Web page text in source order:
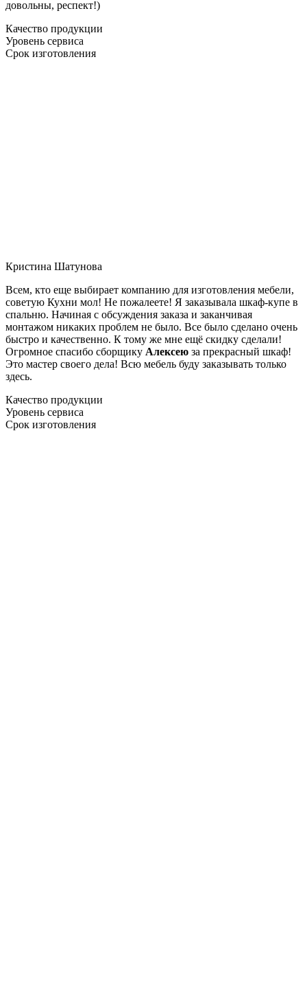
довольны, респект!)
Качество продукции
Уровень сервиса
Срок изготовления
Кристина Шатунова
Всем, кто еще выбирает компанию для изготовления мебели,
советую Кухни мол! Не пожалеете! Я заказывала шкаф-купе в
спальню. Начиная с обсуждения заказа и заканчивая
монтажом никаких проблем не было. Все было сделано очень
быстро и качественно. К тому же мне ещё скидку сделали!
Огромное спасибо сборщику Алексею за прекрасный шкаф!
Это мастер своего дела! Всю мебель буду заказывать только
здесь.
Качество продукции
Уровень сервиса
Срок изготовления